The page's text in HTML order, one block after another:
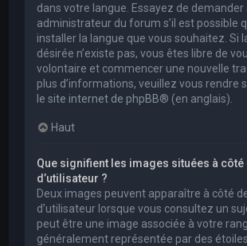
dans votre langue. Essayez de demander
administrateur du forum s’il est possible
installer la langue que vous souhaitez. Si
désirée n’existe pas, vous êtes libre de
volontaire et commencer une nouvelle
plus d’informations, veuillez vous rendre
le site internet de phpBB® (en anglais).
Haut
Que signifient les images situées à côté
d’utilisateur ?
Deux images peuvent apparaître à côté
d’utilisateur lorsque vous consultez un
peut être une image associée à votre
généralement représentée par des